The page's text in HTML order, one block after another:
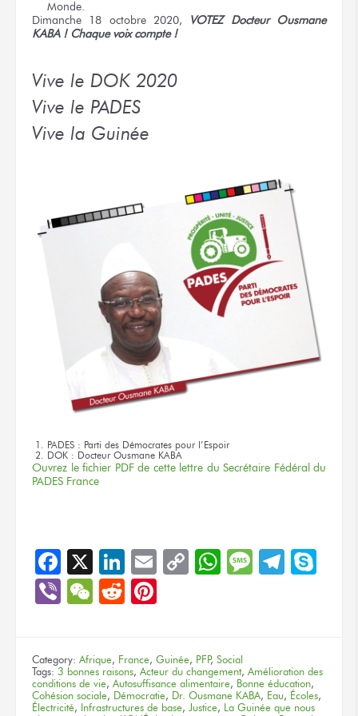
Monde.
Dimanche 18 octobre 2020, VOTEZ Docteur Ousmane
KABA ! Chaque voix compte !
Vive le DOK 2020
Vive le PADES
Vive la Guinée
PADES : Parti des Démocrates pour l’Espoir
DOK : Docteur Ousmane KABA
Ouvrez le fichier PDF de cette lettre du Secrétaire Fédéral du
PADES France
Facebook
X LinkedIn
EmailCopyWhatsApp
Message
ViberWeChat
Reddit
Category: Afrique, France, Guinée, PFP, Social
Tags: 3 bonnes raisons, Acteur du changement, Amélioration des
conditions de vie, Autosuffisance alimentaire, Bonne éducation,
Cohésion sociale, Démocratie, Dr. Ousmane KABA, Eau, Écoles,
Électricité, Infrastructures de base, Justice,
La Guinée que nous